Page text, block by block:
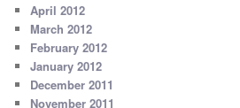
April 2012
March 2012
February 2012
January 2012
December 2011
November 2011